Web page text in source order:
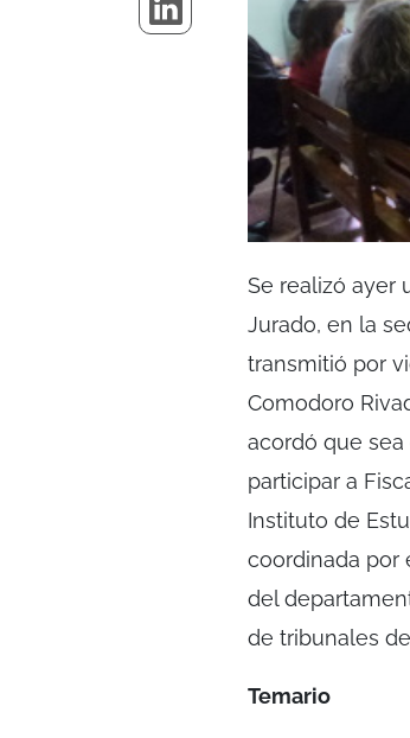
Se realizó ayer
Jurado, en la
transmitió por
Comodoro
acordó que
participar a
Instituto de
coordinada por
del
de tribunales
Temario